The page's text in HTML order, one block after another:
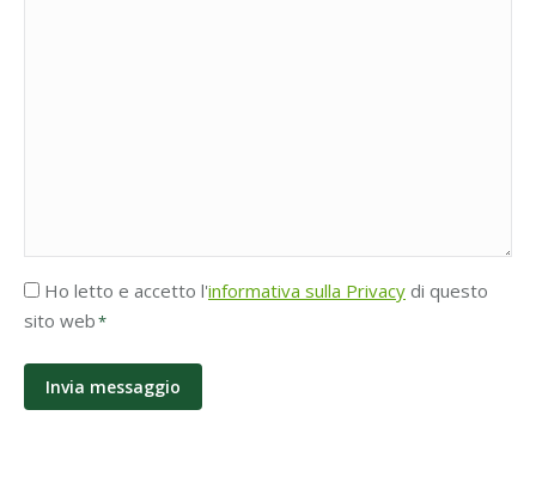
Accettazione
Privacy
Ho letto e accetto l'informativa sulla Privacy di questo
sito web*